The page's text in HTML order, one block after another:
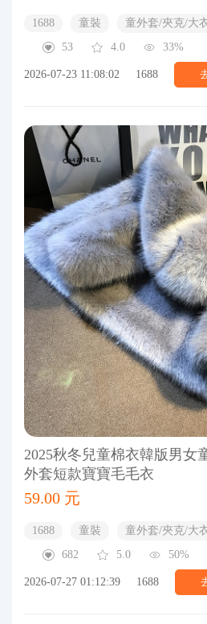
1688 童裝 童外套/夾克/大
53
4.0 33%
2026-07-23 11:08:02 1688
2025秋冬兒童棉衣韓版男女
外套短款寶寶毛毛衣
59.00 元
1688 童裝 童外套/夾克/大
682
5.0 50%
2026-07-27 01:12:39 1688